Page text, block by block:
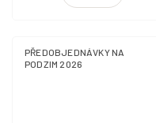
PŘEDOBJEDNÁVKY NA
PODZIM 2026